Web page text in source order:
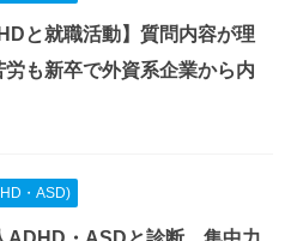
と就職活動】質問内容が理
労も新卒で外資系企業から内
・ASD)